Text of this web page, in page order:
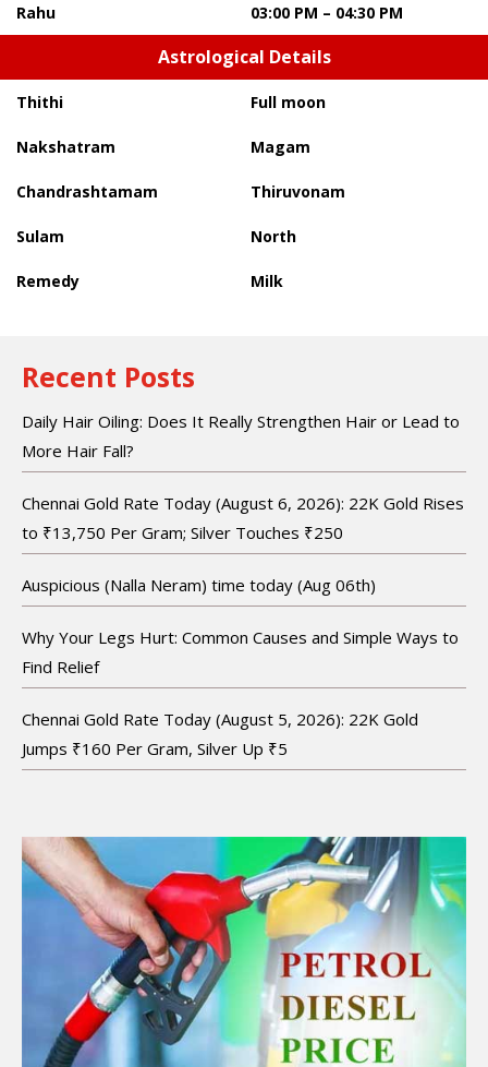
Rahu 03:00 PM – 04:30 PM
Astrological Details
Thithi Full moon
Nakshatram Magam
Chandrashtamam Thiruvonam
Sulam North
Remedy Milk
Recent Posts
Daily Hair Oiling: Does It Really Strengthen Hair or Lead to
More Hair Fall?
Chennai Gold Rate Today (August 6, 2026): 22K Gold Rises
to ₹13,750 Per Gram; Silver Touches ₹250
Auspicious (Nalla Neram) time today (Aug 06th)
Why Your Legs Hurt: Common Causes and Simple Ways to
Find Relief
Chennai Gold Rate Today (August 5, 2026): 22K Gold
Jumps ₹160 Per Gram, Silver Up ₹5